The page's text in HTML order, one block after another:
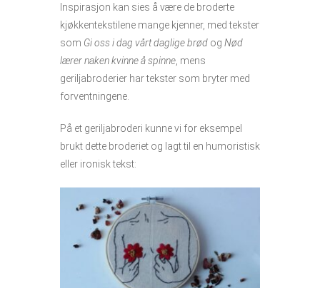
Inspirasjon kan sies å være de broderte
kjøkkentekstilene mange kjenner, med tekster
som Gi oss i dag vårt daglige brød og Nød
lærer naken kvinne å spinne , mens
geriljabroderier har tekster som bryter med
forventningene.
På et geriljabroderi kunne vi for eksempel
brukt dette broderiet og lagt til en humoristisk
eller ironisk tekst: